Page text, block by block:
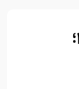
هکاتون پای نتورک ۲۰۲۵؛